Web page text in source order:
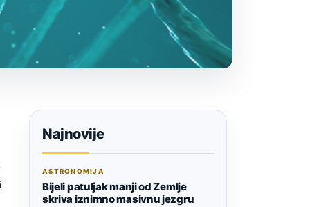
Najnovije
ASTRONOMIJA
Bijeli patuljak manji od Zemlje
skriva iznimno masivnu jezgru